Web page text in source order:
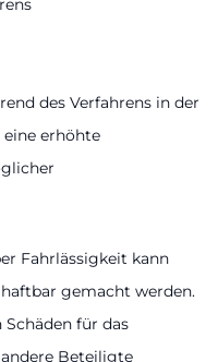
des Verfahrens in der
erhöhte
Fahrlässigkeit kann
gemacht werden.
für das
Beteiligte